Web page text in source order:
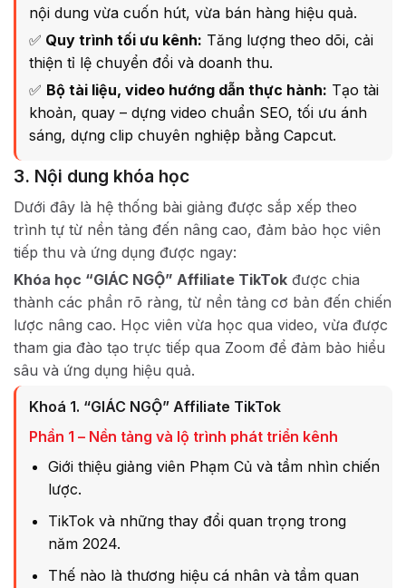
nội dung vừa cuốn hút, vừa bán hàng hiệu quả.
✅ Quy trình tối ưu kênh: Tăng lượng theo dõi, cải
thiện tỉ lệ chuyển đổi và doanh thu.
✅ Bộ tài liệu, video hướng dẫn thực hành: Tạo tài
khoản, quay – dựng video chuẩn SEO, tối ưu ánh
sáng, dựng clip chuyên nghiệp bằng Capcut.
3. Nội dung khóa học
Dưới đây là hệ thống bài giảng được sắp xếp theo
trình tự từ nền tảng đến nâng cao, đảm bảo học viên
tiếp thu và ứng dụng được ngay:
Khóa học “GIÁC NGỘ” Affiliate TikTok được chia
thành các phần rõ ràng, từ nền tảng cơ bản đến chiến
lược nâng cao. Học viên vừa học qua video, vừa được
tham gia đào tạo trực tiếp qua Zoom để đảm bảo hiểu
sâu và ứng dụng hiệu quả.
Khoá 1. “GIÁC NGỘ” Affiliate TikTok
Phần 1 – Nền tảng và lộ trình phát triển kênh
Giới thiệu giảng viên Phạm Củ và tầm nhìn chiến
lược.
TikTok và những thay đổi quan trọng trong
năm 2024.
Thế nào là thương hiệu cá nhân và tầm quan